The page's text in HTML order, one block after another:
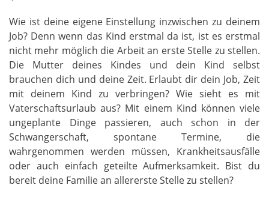
Wie ist deine eigene Einstellung inzwischen zu deinem
Job? Denn wenn das Kind erstmal da ist, ist es erstmal
nicht mehr möglich die Arbeit an erste Stelle zu stellen.
Die Mutter deines Kindes und dein Kind selbst
brauchen dich und deine Zeit. Erlaubt dir dein Job, Zeit
mit deinem Kind zu verbringen? Wie sieht es mit
Vaterschaftsurlaub aus? Mit einem Kind können viele
ungeplante Dinge passieren, auch schon in der
Schwangerschaft, spontane Termine, die
wahrgenommen werden müssen, Krankheitsausfälle
oder auch einfach geteilte Aufmerksamkeit. Bist du
bereit deine Familie an allererste Stelle zu stellen?